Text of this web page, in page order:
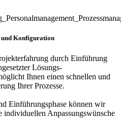
und Konfiguration
durch Einführung
Lösungs-
Ihnen einen schnellen und
Ihrer Prozesse.
Einführungsphase können wir
individuellen Anpassungswünsche